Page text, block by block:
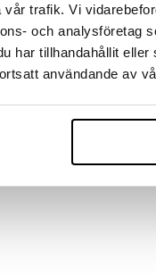
trafik. Vi
och analysföretag
har tillhandahållit
användande av
sen täytyy aina olla
sen ei pitäisi mieluiten
on
auttaa pitämään